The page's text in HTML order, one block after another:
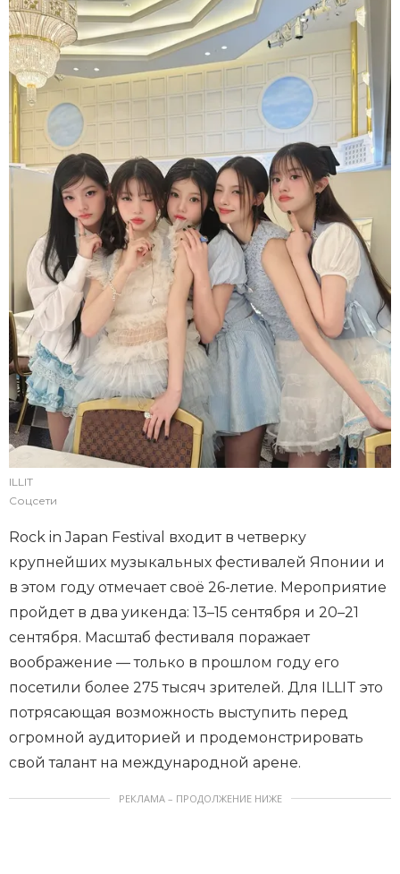
ILLIT
Соцсети
Rock in Japan Festival входит в четверку
крупнейших музыкальных фестивалей Японии и
в этом году отмечает своё 26-летие. Мероприятие
пройдет в два уикенда: 13–15 сентября и 20–21
сентября. Масштаб фестиваля поражает
воображение — только в прошлом году его
посетили более 275 тысяч зрителей. Для ILLIT это
потрясающая возможность выступить перед
огромной аудиторией и продемонстрировать
свой талант на международной арене.
РЕКЛАМА – ПРОДОЛЖЕНИЕ НИЖЕ